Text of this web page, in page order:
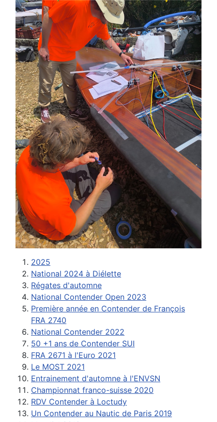
2025
National 2024 à Diélette
Régates d'automne
National Contender Open 2023
Première année en Contender de François
FRA 2740
National Contender 2022
50 +1 ans de Contender SUI
FRA 2671 à l'Euro 2021
Le MOST 2021
Entrainement d'automne à l'ENVSN
Championnat franco-suisse 2020
RDV Contender à Loctudy
Un Contender au Nautic de Paris 2019